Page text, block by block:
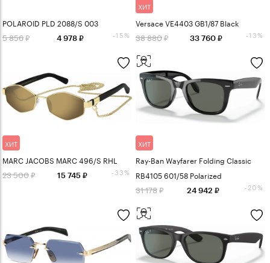
POLAROID PLD 2088/S 003
5 856 4 978 -15%
ХИТ
Versace VE4403 GB1/87 Black
38 880 33 760 -13%
ХИТ
MARC JACOBS MARC 496/S RHL
23 500 15 745 -33%
ХИТ
Ray-Ban Wayfarer Folding Classic
RB4105 601/58 Polarized
31 178 24 942 -20%